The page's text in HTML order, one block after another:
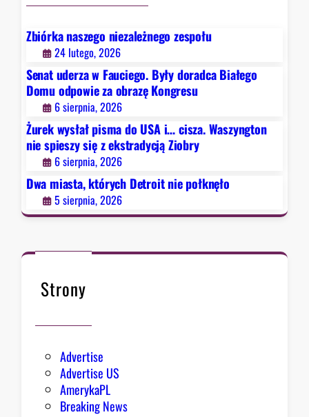
o
k
Zbiórka naszego niezależnego zespołu
24 lutego, 2026
Senat uderza w Fauciego. Były doradca Białego
Domu odpowie za obrazę Kongresu
6 sierpnia, 2026
Żurek wysłał pisma do USA i… cisza. Waszyngton
nie spieszy się z ekstradycją Ziobry
6 sierpnia, 2026
Dwa miasta, których Detroit nie połknęło
5 sierpnia, 2026
Strony
Advertise
Advertise US
AmerykaPL
Breaking News